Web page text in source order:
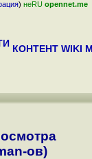
) неRU opennet.me
КОНТЕНТ WIKI
ов)